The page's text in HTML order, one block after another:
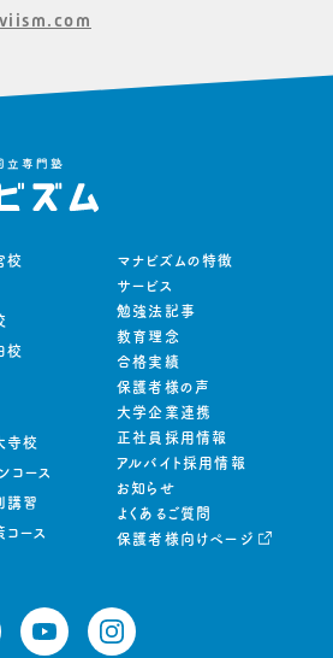
校
校
寺校
コース
講習
ース
マナビズムの特徴
サービス
勉強法記事
教育理念
合格実績
保護者様の声
大学企業連携
正社員採用情報
アルバイト採用情報
お知らせ
よくあるご質問
保護者様向けページ